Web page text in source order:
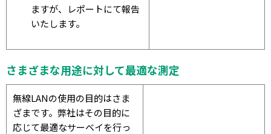
ますが、レポートにて報告
いたします。
さまざまな用途に対して最適な測定
無線LANの使用の目的はさま
ざまです。弊社はその目的に
応じて最適なサーベイを行っ